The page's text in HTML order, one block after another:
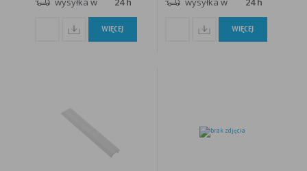
WIĘCEJ WIĘCEJ